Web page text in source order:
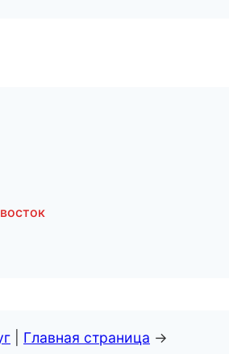
Главная страница →